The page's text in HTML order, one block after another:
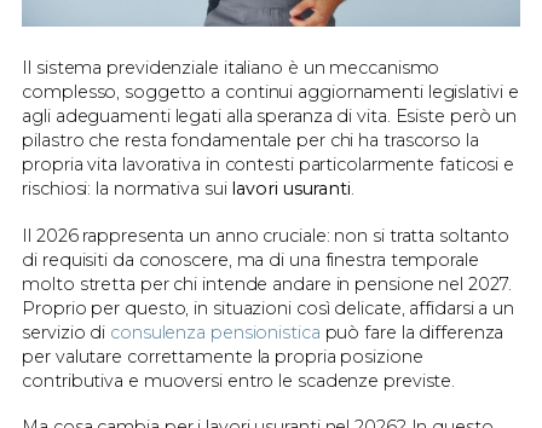
Il sistema previdenziale italiano è un meccanismo
complesso, soggetto a continui aggiornamenti legislativi e
agli adeguamenti legati alla speranza di vita. Esiste però un
pilastro che resta fondamentale per chi ha trascorso la
propria vita lavorativa in contesti particolarmente faticosi e
rischiosi: la normativa sui lavori usuranti.
Il 2026 rappresenta un anno cruciale: non si tratta soltanto
di requisiti da conoscere, ma di una finestra temporale
molto stretta per chi intende andare in pensione nel 2027.
Proprio per questo, in situazioni così delicate, affidarsi a un
servizio di consulenza pensionistica può fare la differenza
per valutare correttamente la propria posizione
contributiva e muoversi entro le scadenze previste.